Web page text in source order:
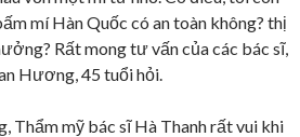
mí Hàn Quốc có an toàn không? thị
Rất mong tư vấn của các bác sĩ,
Hương, 45 tuổi hỏi.
Thẩm mỹ bác sĩ Hà Thanh rất vui khi